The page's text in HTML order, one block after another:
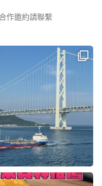
作邀約請聯繫